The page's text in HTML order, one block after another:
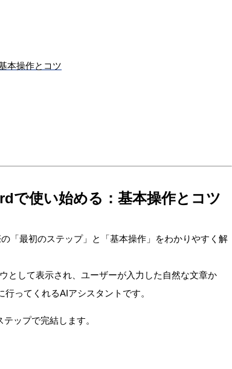
本操作とコツ
で使い始める：基本操作とコツ
「最初のステップ」と「基本操作」をわかりやすく解
として表示され、ユーザーが入力した自然な文章か
ってくれるAIアシスタントです。
ップで完結します。